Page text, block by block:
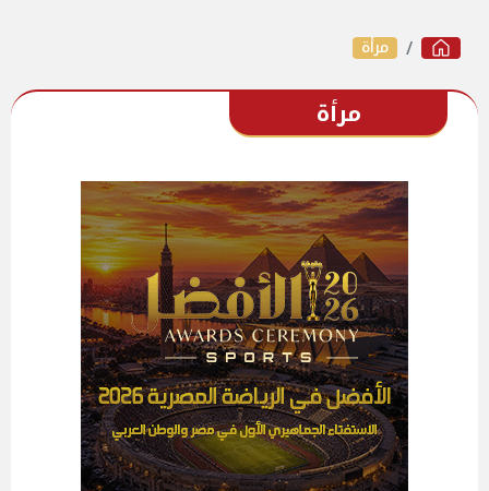
مرأة
مرأة